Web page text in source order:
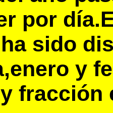
por
sido
y
fracción